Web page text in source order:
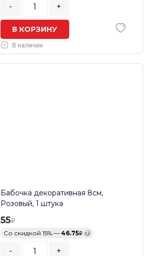
- +
В КОРЗИНУ
В наличии
Бабочка декоративная 8см,
Розовый, 1 штука
55
Со скидкой 15% — 46.75 ?
- +